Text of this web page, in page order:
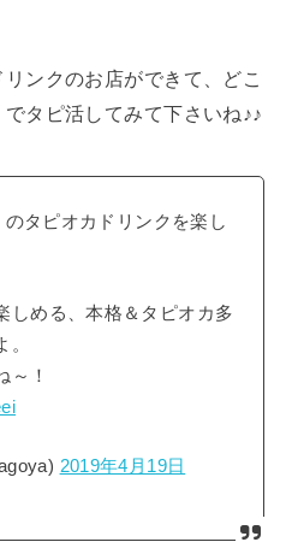
ンクのお店ができて、どこ
タピ活してみて下さいね♪♪
タピオカドリンクを楽し
しめる、本格＆タピオカ多
～！
2019年4月19日